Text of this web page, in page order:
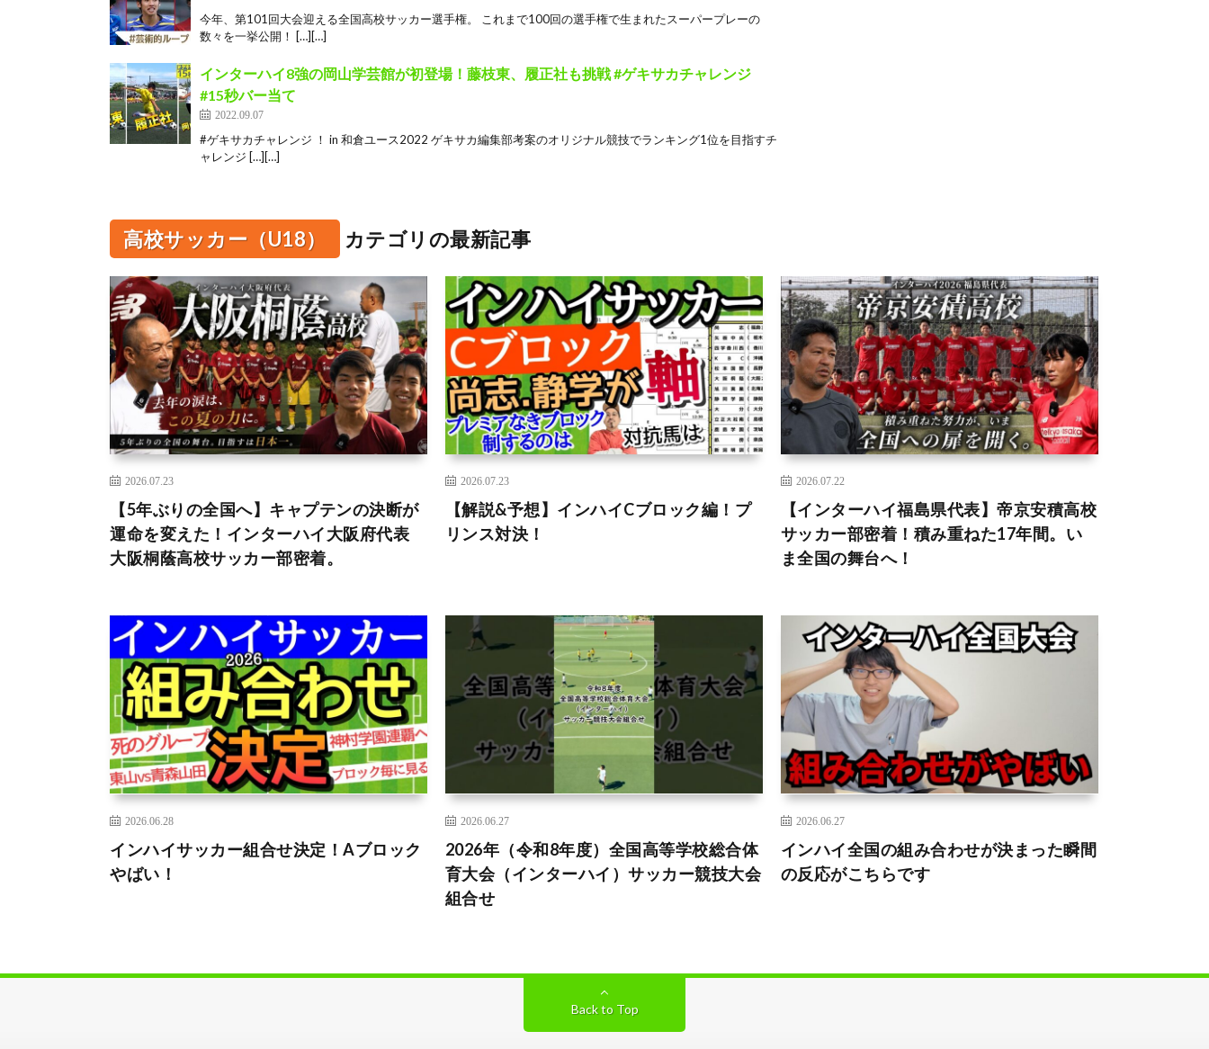
今年、第101回大会迎える全国高校サッカー選手権。 これまで100回の選手権で生まれたスーパープレーの
数々を一挙公開！ […][…]
インターハイ8強の岡山学芸館が初登場！藤枝東、履正社も挑戦 #ゲキサカチャレンジ
#15秒バー当て
2022.09.07
#ゲキサカチャレンジ ！ in 和倉ユース2022 ゲキサカ編集部考案のオリジナル競技でランキング1位を目指すチ
ャレンジ […][…]
高校サッカー（U18） カテゴリの最新記事
2026.07.23
【5年ぶりの全国へ】キャプテンの決断が
運命を変えた！インターハイ大阪府代表
大阪桐蔭高校サッカー部密着。
2026.07.23
【解説&予想】インハイCブロック編！プ
リンス対決！
2026.07.22
【インターハイ福島県代表】帝京安積高校
サッカー部密着！積み重ねた17年間。い
ま全国の舞台へ！
2026.06.28
インハイサッカー組合せ決定！Aブロック
やばい！
2026.06.27
2026年（令和8年度）全国高等学校総合体
育大会（インターハイ）サッカー競技大会
組合せ
2026.06.27
インハイ全国の組み合わせが決まった瞬間
の反応がこちらです
Back to Top